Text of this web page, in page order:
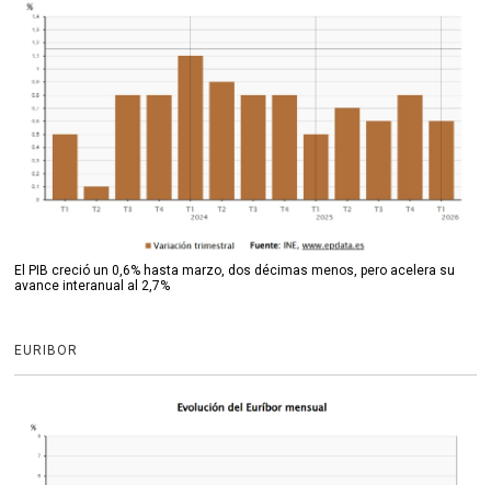
El PIB creció un 0,6% hasta marzo, dos décimas menos, pero acelera su
avance interanual al 2,7%
EURIBOR